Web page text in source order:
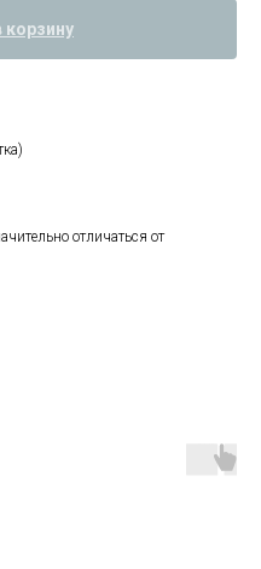
корзину
отличаться от